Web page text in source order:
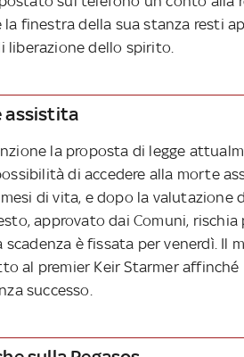
finestra della sua stanza resti
liberazione dello spirito.
assistita
la proposta di legge
di accedere alla morte
di vita, e dopo la valutazione
approvato dai Comuni, rischia
è fissata per venerdì. Il
al premier Keir Starmer affinché
successo.